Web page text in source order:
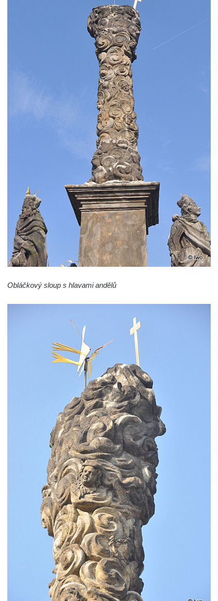
Sloup svatého Jana Nepomuckého v
Sloup se sochou svatého Vavřince v
Sloup svatého Václava v Kamenici u Zákup
Sloup Panny Marie v údolí Kamenického
Sloup sv. Judy Tadeáše v Nábřežní ulici v
Sloup s (chybějící) sochou sv. Jana
Nepomuckého u Bredovského letohrádku
Sloup s kaplicí (boží muka) u Rynoltic
Sloup s kaplicí (boží muka) v Jablonném v
Podještědí – Markvarticích
Sloup s kaplicí (boží muka) ve Lvové
Sloup Nejsvětější Trojice v Zákupech
Sloup Panny Marie v Okrouhlické ulici v
Mimoni
Sloup s kaplicí (boží muka) u Hvězdy
Sloup s kaplicí (boží muka) v Kyjích
Sloup Panny Marie v Třebechovicích pod
Orebem
Sloup Nejsvětější Trojice v Třebechovicích
Sloup s kaplicí (boží muka) Kamenická
Nová Víska
Sloup svatého Floriana v Potštejně
Sloup Panny Marie v Liberci u kostela
Nalezení svatého Kříže
Sloup Nejsvětější Trojice v Bakově nad
Jizerou
Sloup Panny Marie v Miletíně
Sloup Panny Marie v Lomnici nad Popelkou
Sloup Panny Marie v Novém Bydžově
Sloup (pilíř) Panny Marie v Jezvé
Sloup Panny Marie v Horní Libchavě
Sloup Panny Marie v Markvarticích
Sloup Panny Marie v Hodkovicích nad
Obláčkový sloup s hlavami andělů